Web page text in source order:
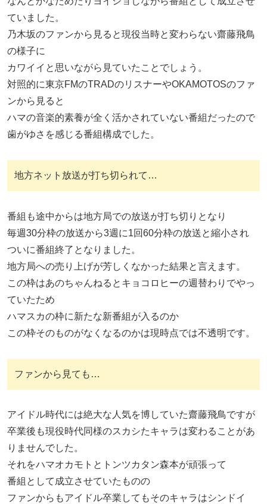
ていました。
乃木坂のファンから見ると現役当時と変わらない齋藤飛鳥
の様子に
カワイイと思いながら見ていたことでしょう。
対照的に東京FMのTRADのリスナーやOKAMOTOSのファ
ンから見ると
ハマの音楽的素養が全く活かされていない番組だったので
歯がゆさを感じる番組構成でした。
地方ネット放送が打ち切られて…
番組も途中からは地方局での放送が打ち切りとなり
毎週30分枠の放送から3週に1回60分枠の放送と縮小され
ついに番組終了となりました。
地方局への売り上げが芳しくなかった結果と言えます。
この枠はあのちゃんねるとキョコロヒーの週替わりでやっ
ていたため
ハマスカの枠に新たな新番組が入るのか
この枠そのものがなくなるのかは現時点では不透明です。
ファンから見ても…
アイドル時代には絶大な人気を博していた齋藤飛鳥ですが
卒業後も現役時代同様のスカシたキャラは変わることがあ
りませんでした。
それをハマオカモトとトンツカタン森本が頑張って
番組として成立させていたものの
ファンからもアイドル卒業してもそのキャラはシンドイ